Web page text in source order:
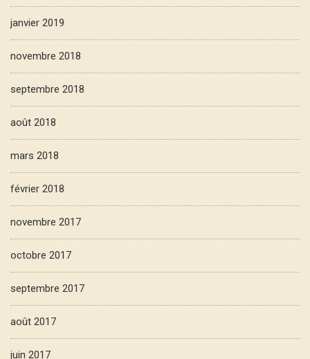
janvier 2019
novembre 2018
septembre 2018
août 2018
mars 2018
février 2018
novembre 2017
octobre 2017
septembre 2017
août 2017
juin 2017